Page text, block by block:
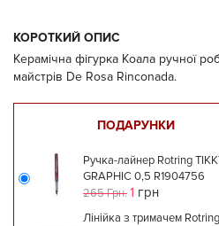
КОРОТКИЙ ОПИС
Керамічна фігурка Коала ручної
майстрів De Rosa Rinconada.
ПОДАРУНКИ
Ручка-лайнер Rotring
GRAPHIC 0,5 R1904756
265 Грн.1 грн
Лінійка з тримачем Rotring